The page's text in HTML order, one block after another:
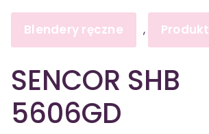
Blendery ręczne , Produkt
SENCOR SHB
5606GD